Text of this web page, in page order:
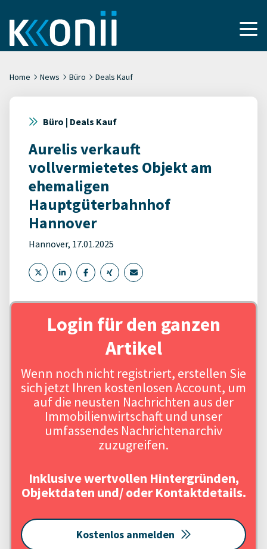
Home News Büro Deals Kauf
Büro | Deals Kauf
Aurelis verkauft
vollvermietetes Objekt am
ehemaligen
Hauptgüterbahnhof
Hannover
Hannover, 17.01.2025
Login für den ganzen
Artikel
Wenn noch nicht registriert, erstellen Sie
sich jetzt Ihren kostenlosen Account, um
auf die neusten Nachrichten aus der
Immobilienwirtschaft und unser
umfassendes Nachrichtenarchiv
zuzugreifen.
Inklusive wertvollen Hintergründen,
Objektdaten und/ oder Kontaktdetails.
Kostenlos anmelden